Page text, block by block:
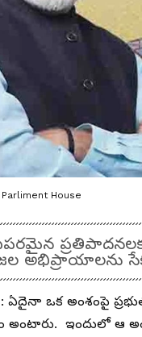
Parliment House
అభిప్రాయాలను
: ఏదైనా ఒక అంశంపై
అంటారు. ఇందులో ఆ